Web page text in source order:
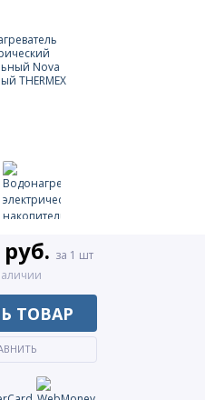
за 1 шт
ТОВАР